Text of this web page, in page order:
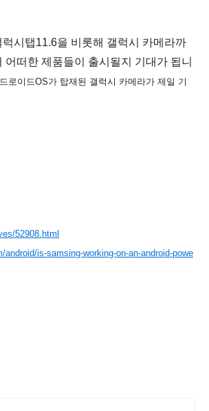
시탭11.6을 비롯해 갤럭시 카메라까
어떠한 제품들이 출시될지 기대가 됩니
로이드OS가 탑재된 갤럭시 카메라가 제일 기
52908.html
android/is-samsing-working-on-an-android-powe